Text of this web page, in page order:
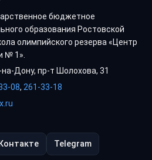
бюджетное
образования Ростовской
олимпийского резерва «Центр
№ 1».
Дону, пр-т Шолохова, 31
08, 261-33-18
Telegram